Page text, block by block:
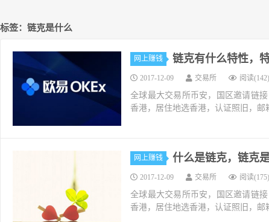
标签：链克是什么
网上赚钱 链克有什么特性，
2017-12-09 交易所 阅读(142)
全球最大交易所币安，国区邀请链接
香港，居住地选香港，认证照旧，邮
网上赚钱 什么是链克，链克是
2017-12-09 交易所 阅读(175)
全球最大交易所币安，国区邀请链接
香港，居住地选香港，认证照旧，邮